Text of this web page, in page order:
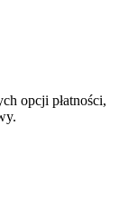
opcji płatności,